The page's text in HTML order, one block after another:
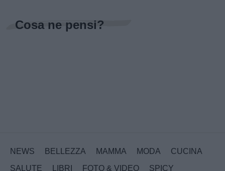
Cosa ne pensi?
NEWS BELLEZZA MAMMA MODA
CUCINA
SALUTE
LIBRI FOTO & VIDEO SPICY